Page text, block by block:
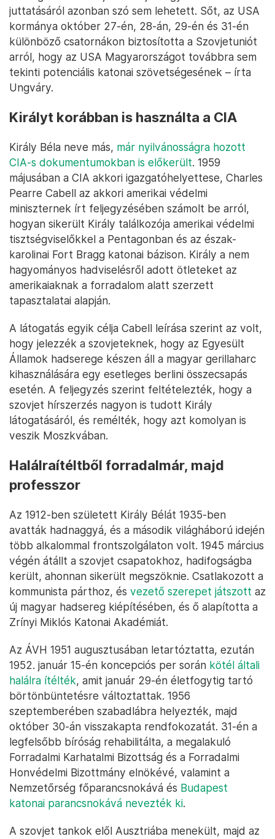
juttatásáról azonban szó sem lehetett. Sőt, az USA
kormánya október 27-én, 28-án, 29-én és 31-én
különböző csatornákon biztosította a Szovjetuniót
arról, hogy az USA Magyarországot továbbra sem
tekinti potenciális katonai szövetségesének – írta
Ungváry.
Királyt korábban is használta a CIA
Király Béla neve más, már nyilvánosságra hozott
CIA-s dokumentumokban is előkerült. 1959
májusában a CIA akkori igazgatóhelyettese, Charles
Pearre Cabell az akkori amerikai védelmi
miniszternek írt feljegyzésében számolt be arról,
hogyan sikerült Király találkozója amerikai védelmi
tisztségviselőkkel a Pentagonban és az észak-
karolinai Fort Bragg katonai bázison. Király a nem
hagyományos hadviselésről adott ötleteket az
amerikaiaknak a forradalom alatt szerzett
tapasztalatai alapján.
A látogatás egyik célja Cabell leírása szerint az volt,
hogy jelezzék a szovjeteknek, hogy az Egyesült
Államok hadserege készen áll a magyar gerillaharc
kihasználására egy esetleges berlini összecsapás
esetén. A feljegyzés szerint feltételezték, hogy a
szovjet hírszerzés nagyon is tudott Király
látogatásáról, és remélték, hogy azt komolyan is
veszik Moszkvában.
Halálraítéltből forradalmár, majd
professzor
Az 1912-ben született Király Bélát 1935-ben
avatták hadnaggyá, és a második világháború idején
több alkalommal frontszolgálaton volt. 1945 március
végén átállt a szovjet csapatokhoz, hadifogságba
került, ahonnan sikerült megszöknie. Csatlakozott a
kommunista párthoz, és vezető szerepet játszott az
új magyar hadsereg kiépítésében, és ő alapította a
Zrínyi Miklós Katonai Akadémiát.
Az ÁVH 1951 augusztusában letartóztatta, ezután
1952. január 15-én koncepciós per során kötél általi
halálra ítélték, amit január 29-én életfogytig tartó
börtönbüntetésre változtattak. 1956
szeptemberében szabadlábra helyezték, majd
október 30-án visszakapta rendfokozatát. 31-én a
legfelsőbb bíróság rehabilitálta, a megalakuló
Forradalmi Karhatalmi Bizottság és a Forradalmi
Honvédelmi Bizottmány elnökévé, valamint a
Nemzetőrség főparancsnokává és Budapest
katonai parancsnokává nevezték ki.
A szovjet tankok elől Ausztriába menekült, majd az